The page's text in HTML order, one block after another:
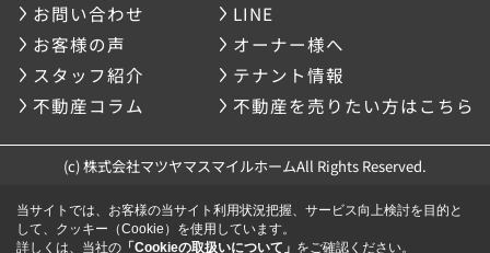
お問い合わせ
LINE
お客様の声
オーナー様へ
スタッフ紹介
テナント情報
不動産コラム
不動産を売りたい方はこちら
(c) 株式会社マツヤマスマイルホームAll Rights Reserved.
当サイトでは、お客様の当サイト利用状況把握、サービス向上検討を目的と
して、クッキー（Cookie）を使用しています。
詳しくは、当社の 「Cookieの取扱いについて」 をご確認ください。